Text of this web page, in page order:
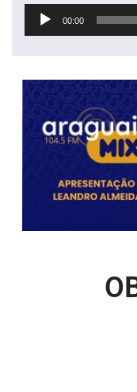
Tocador
00:00